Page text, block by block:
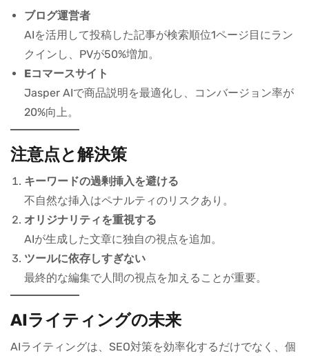
ブログ運営者
AIを活用して投稿した記事が検索順位1ページ目にラン
クインし、PVが50%増加。
Eコマースサイト
Jasper AIで商品説明を最適化し、コンバージョン率が
20%向上。
注意点と解決策
キーワードの過剰挿入を避ける
不自然な挿入はペナルティのリスクあり。
オリジナリティを重視する
AIが生成した文章に独自の視点を追加。
ツールに依存しすぎない
最終的な編集で人間の視点を加えることが重要。
AIライティングの未来
AIライティングは、SEO対策を効率化するだけでなく、個